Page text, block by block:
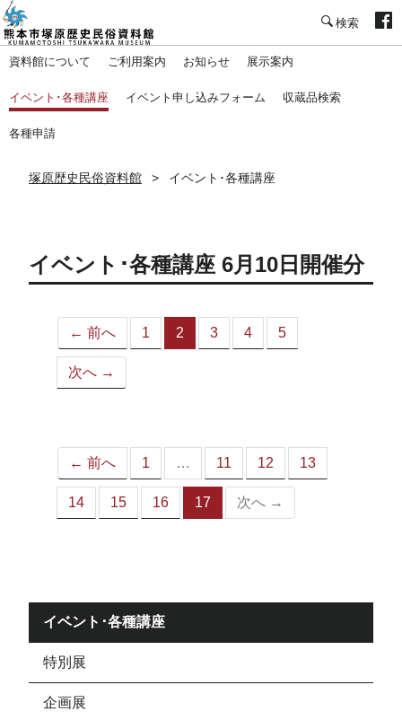
資料館について ご利用案内 お知らせ 展示案内
イベント･各種講座 イベント申し込みフォーム 収蔵品検索
各種申請
塚原歴史民俗資料館 イベント･各種講座
イベント･各種講座 6月10日開催分
← 前へ 1 2
（こ
3 4 5
次へ →
← 前へ 1 … 11 12 13
14 15 16 17
（こ
次へ →
イベント･各種講座
特別展
企画展